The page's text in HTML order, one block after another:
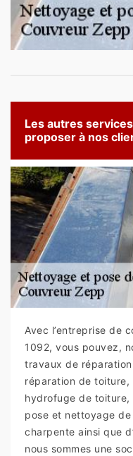
Les autres
proposer à nos
Avec l’entreprise de
1092, vous pouvez,
travaux de
réparation de
hydrofuge de toiture,
pose et nettoyage
charpente ainsi que
nous sommes une